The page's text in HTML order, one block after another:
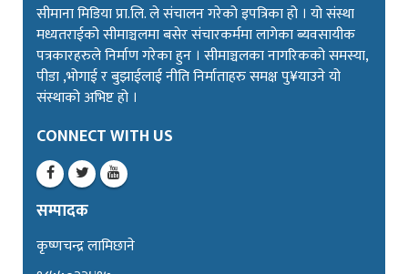
सीमाना मिडिया प्रा.लि. ले संचालन गरेको इपत्रिका हो । यो संस्था
मध्यतराईको सीमाञ्चलमा बसेर संचारकर्ममा लागेका ब्यवसायीक
पत्रकारहरुले निर्माण गरेका हुन । सीमाञ्चलका नागरिकको समस्या,
पीडा ,भोगाई र बुझाईलाई नीति निर्माताहरु समक्ष पु¥याउने यो
संस्थाको अभिष्ट हो ।
CONNECT WITH US
सम्पादक
कृष्णचन्द्र लामिछाने